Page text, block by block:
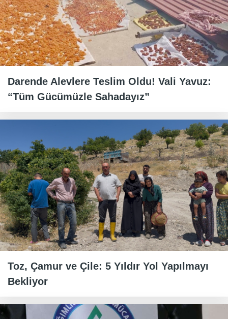
Darende Alevlere Teslim Oldu! Vali Yavuz:
“Tüm Gücümüzle Sahadayız”
Toz, Çamur ve Çile: 5 Yıldır Yol Yapılmayı
Bekliyor